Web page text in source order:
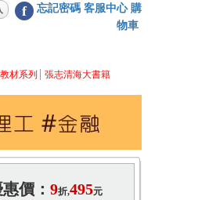
f 忘記密碼 客服中心 購
物車
材系列 張志清海大書籍
價： 9折,495元